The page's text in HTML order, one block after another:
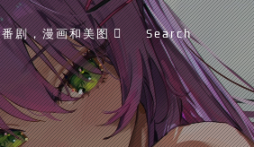
番剧，漫画和美图 Search